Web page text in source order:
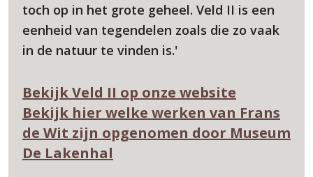
toch op in het grote geheel. Veld II is een
eenheid van tegendelen zoals die zo vaak
in de natuur te vinden is.'
Bekijk Veld II op onze website
Bekijk hier welke werken van Frans
de Wit zijn opgenomen door Museum
De Lakenhal